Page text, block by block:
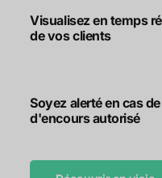
Visualisez en temps
de vos clients
Soyez alerté en cas
d'encours autorisé